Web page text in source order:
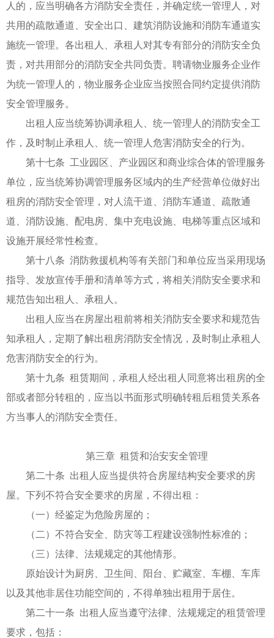
人的，应当明确各方消防安全责任，并确定统一管理人，对
共用的疏散通道、安全出口、建筑消防设施和消防车通道实
施统一管理。各出租人、承租人对其专有部分的消防安全负
责，对共用部分的消防安全共同负责。聘请物业服务企业作
为统一管理人的，物业服务企业应当按照合同约定提供消防
安全管理服务。
出租人应当统筹协调承租人、统一管理人的消防安全工
作，及时制止承租人、统一管理人危害消防安全的行为。
第十七条 工业园区、产业园区和商业综合体的管理服务
单位，应当统筹协调管理服务区域内的生产经营单位做好出
租房的消防安全管理，对人流干道、消防车通道、疏散通
道、消防设施、配电房、集中充电设施、电梯等重点区域和
设施开展经常性检查。
第十八条 消防救援机构等有关部门和单位应当采用现场
指导、发放宣传手册和清单等方式，将相关消防安全要求和
规范告知出租人、承租人。
出租人应当在房屋出租前将相关消防安全要求和规范告
知承租人，定期了解出租房消防安全情况，及时制止承租人
危害消防安全的行为。
第十九条 租赁期间，承租人经出租人同意将出租房的全
部或者部分转租的，应当以书面形式明确转租后租赁关系各
方当事人的消防安全责任。
第三章 租赁和治安安全管理
第二十条 出租人应当提供符合房屋结构安全要求的房
屋。下列不符合安全要求的房屋，不得出租：
（一）经鉴定为危险房屋的；
（二）不符合安全、防灾等工程建设强制性标准的；
（三）法律、法规规定的其他情形。
原始设计为厨房、卫生间、阳台、贮藏室、车棚、车库
以及其他非居住功能空间的，不得单独出租用于居住。
第二十一条 出租人应当遵守法律、法规规定的租赁管理
要求，包括：